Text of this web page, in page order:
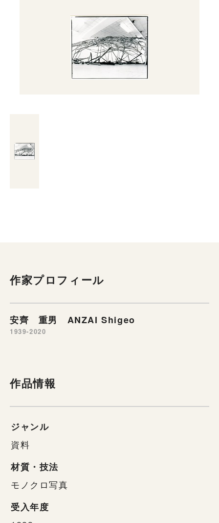
作家プロフィール
安齊 重男 ANZAI Shigeo
1939-2020
作品情報
ジャンル
資料
材質・技法
モノクロ写真
受入年度